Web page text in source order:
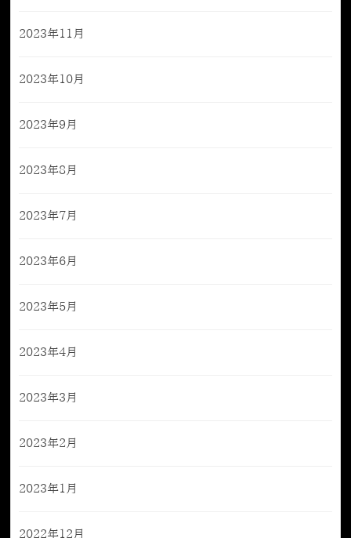
2023年11月
2023年10月
2023年9月
2023年8月
2023年7月
2023年6月
2023年5月
2023年4月
2023年3月
2023年2月
2023年1月
2022年12月